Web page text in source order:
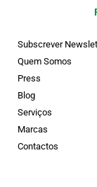
Subscrever
Quem Somos
Press
Blog
Serviços
Marcas
Contactos